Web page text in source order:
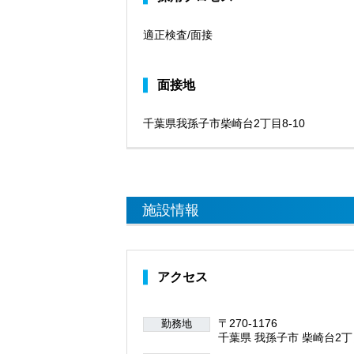
適正検査/面接
面接地
千葉県我孫子市柴崎台2丁目8-10
施設情報
アクセス
勤務地
〒270-1176
千葉県 我孫子市 柴崎台2